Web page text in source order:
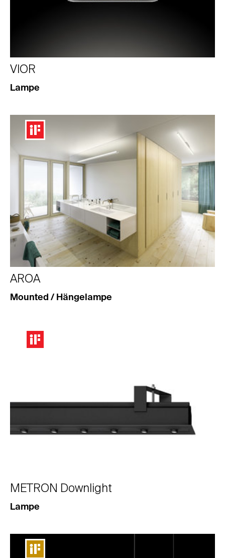
VIOR
Lampe
AROA
Mounted / Hängelampe
METRON Downlight
Lampe